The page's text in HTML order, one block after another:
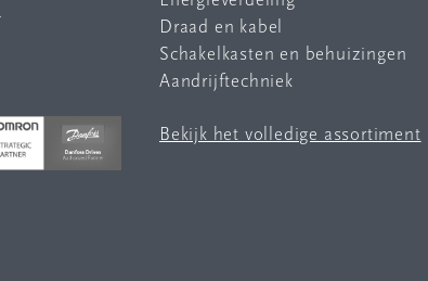
Draad en kabel
Schakelkasten en behuizingen
Aandrijftechniek
Bekijk het volledige assortiment